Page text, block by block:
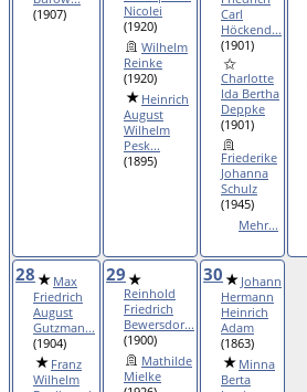
(1907)
Nicolei
(1920)
Wilhelm
Reinke
(1920)
Heinrich
August
Wilhelm
Pesk...
(1895)
Carl
Höckend...
(1901)
Charlotte
Ida Bertha
Deppke
(1901)
Friederike
Johanna
Schulz
(1945)
Mehr...
28
Max
Friedrich
August
Gutzman...
(1904)
Franz
Wilhelm
29
Reinhold
Friedrich
Bewersdor...
(1900)
Mathilde
Mielke
30
Johann
Hermann
Heinrich
Adam
(1863)
Minna
Berta